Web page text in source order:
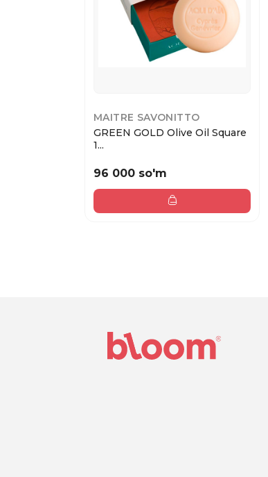
MAITRE SAVONITTO
GREEN GOLD Olive Oil Square
1...
96 000 so'm